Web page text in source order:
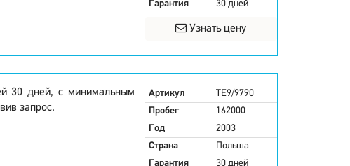
Гарантия
30 дней
Узнать цену
30 дней, с минимальным
запрос.
Артикул
TE9/9790
Пробег
162000
Год
2003
Страна
Польша
Гарантия
30 дней